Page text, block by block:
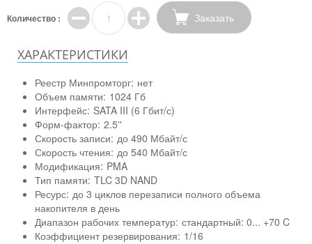
Количество : Заказать
ХАРАКТЕРИСТИКИ
Реестр Минпромторг: нет
Объем памяти: 1024 Гб
Интерфейс: SATA III (6 Гбит/с)
Форм-фактор: 2.5''
Скорость записи: до 490 Мбайт/с
Скорость чтения: до 540 Мбайт/с
Модификация: PMA
Тип памяти: TLC 3D NAND
Ресурс: до 3 циклов перезаписи полного объема
накопителя в день
Диапазон рабочих температур: стандартный: 0... +70 C
Коэффициент резервирования: 1/16